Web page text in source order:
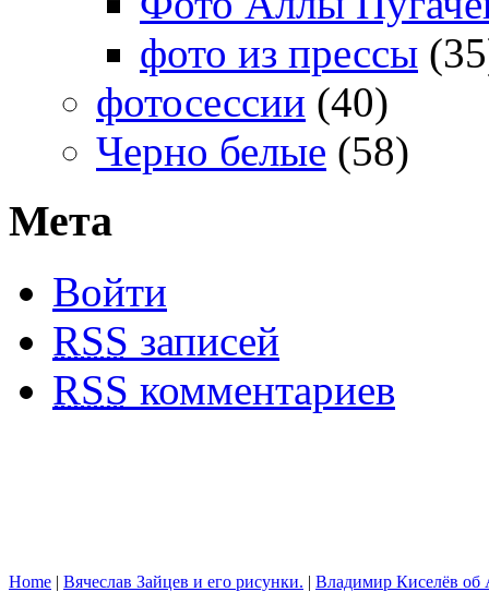
фото из прессы
фотосессии (40)
Черно белые (58)
Мета
Войти
RSS записей
RSS комментариев
Home | Вячеслав Зайцев и его рисунки. | Владимир Киселёв об